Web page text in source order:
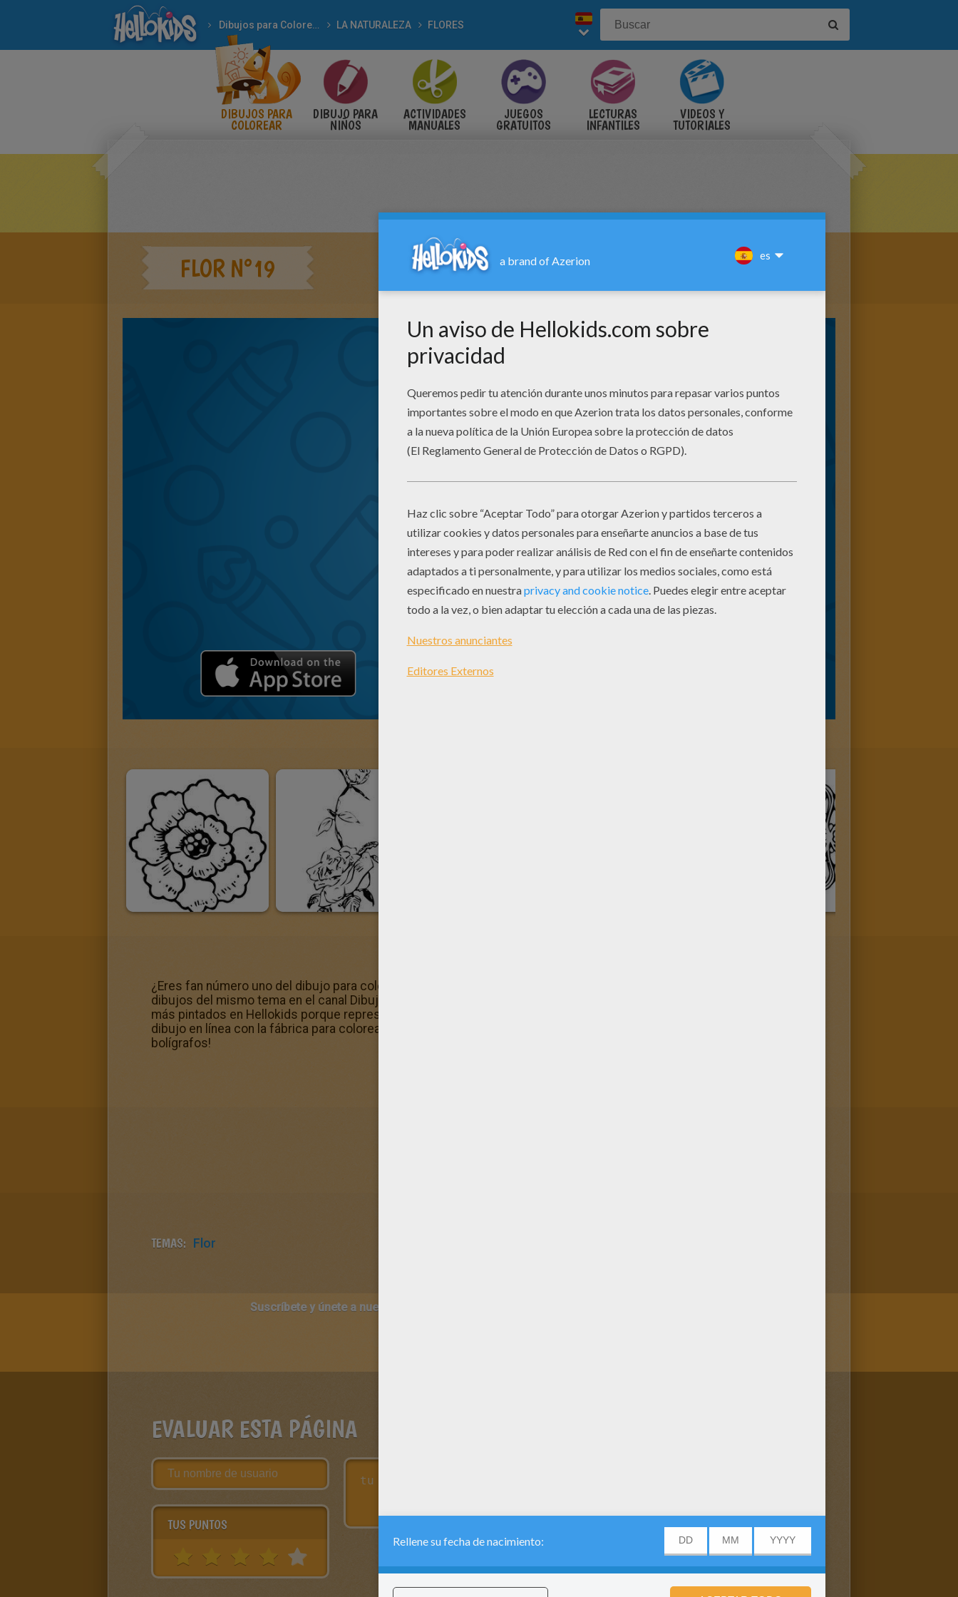
Dibujos para Colorear LA NATURALEZA FLORES
DIBUJOS PARA
COLOREAR
DIBUJO PARA
NIÑOS
ACTIVIDADES
MANUALES
JUEGOS
GRATUITOS
LECTURAS
INFANTILES
VIDEOS Y
TUTORIALES
FLOR N°19
¿Eres fan número uno del dibujo para colorear? ¡También te gustará este diseño de Flor N°19! así como muchos otros
dibujos del mismo tema en el canal Dibujos de FLORES para pintar Este diseño de Flor N°19 forma parte de los dibujos
más pintados en Hellokids porque representa muy bien el canal Dibujos de FLORES para pintar. ¡Puedes pintar tu
dibujo en línea con la fábrica para colorear o imprimir en blanco y negro para pintar tu coloreable con lápices o
bolígrafos!
TEMAS: Flor
Suscríbete y únete a nuestro canal de vídeos para niños en Youtube:
EVALUAR ESTA PÁGINA
TUS PUNTOS